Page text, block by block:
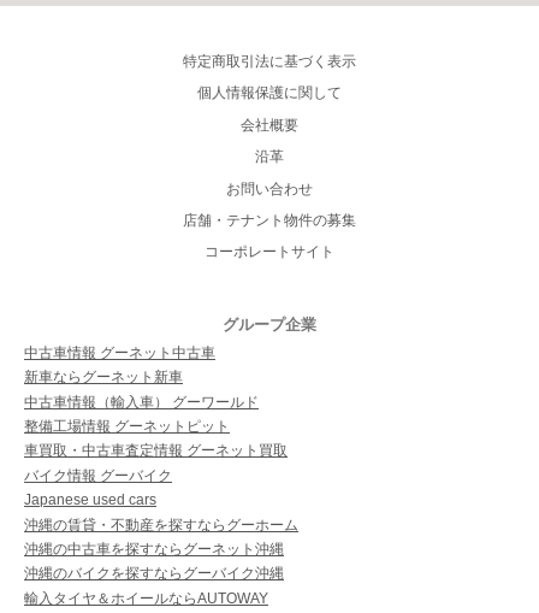
特定商取引法に基づく表示
個人情報保護に関して
会社概要
沿革
お問い合わせ
店舗・テナント物件の募集
コーポレートサイト
グループ企業
中古車情報 グーネット中古車
新車ならグーネット新車
中古車情報（輸入車） グーワールド
整備工場情報 グーネットピット
車買取・中古車査定情報 グーネット買取
バイク情報 グーバイク
Japanese used cars
沖縄の賃貸・不動産を探すならグーホーム
沖縄の中古車を探すならグーネット沖縄
沖縄のバイクを探すならグーバイク沖縄
輸入タイヤ＆ホイールならAUTOWAY